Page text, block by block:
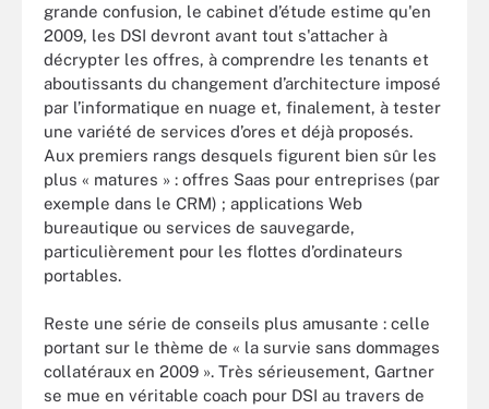
grande confusion, le cabinet d’étude estime qu'en
2009, les DSI devront avant tout s'attacher à
décrypter les offres, à comprendre les tenants et
aboutissants du changement d’architecture imposé
par l’informatique en nuage et, finalement, à tester
une variété de services d’ores et déjà proposés.
Aux premiers rangs desquels figurent bien sûr les
plus « matures » : offres Saas pour entreprises (par
exemple dans le CRM) ; applications Web
bureautique ou services de sauvegarde,
particulièrement pour les flottes d’ordinateurs
portables.
Reste une série de conseils plus amusante : celle
portant sur le thème de « la survie sans dommages
collatéraux en 2009 ». Très sérieusement, Gartner
se mue en véritable coach pour DSI au travers de